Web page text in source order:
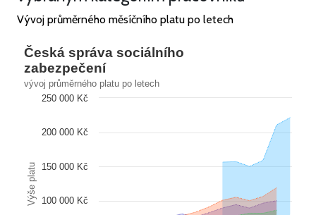
Vývoj průměrného měsíčního platu po letech
Výše platu
Česká správa sociálního
zabezpečení
vývoj průměrného platu po letech
100 000 Kč
150 000 Kč
200 000 Kč
250 000 Kč